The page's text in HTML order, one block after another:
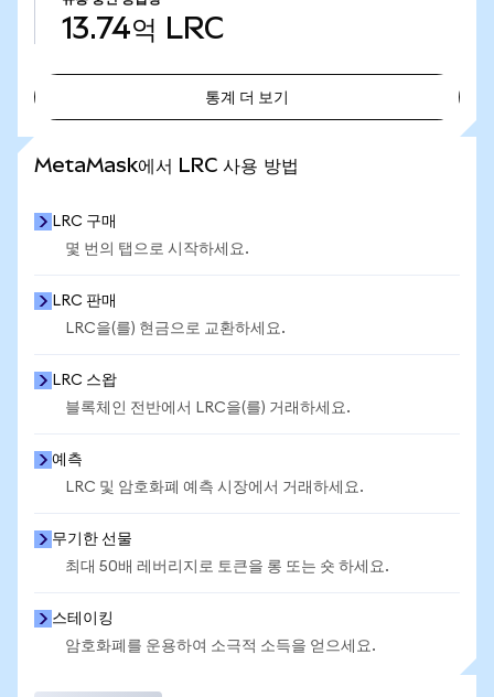
13.74억 LRC
통계 더 보기
MetaMask에서 LRC 사용 방법
LRC 구매
몇 번의 탭으로 시작하세요.
LRC 판매
LRC을(를) 현금으로 교환하세요.
LRC 스왑
블록체인 전반에서 LRC을(를) 거래하세요.
예측
LRC 및 암호화폐 예측 시장에서 거래하세요.
무기한 선물
최대 50배 레버리지로 토큰을 롱 또는 숏 하세요.
스테이킹
암호화폐를 운용하여 소극적 소득을 얻으세요.